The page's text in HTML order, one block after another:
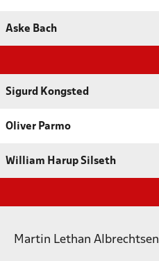
Aske Bach
Sigurd Kongsted
Oliver Parmo
William Harup Silseth
Martin Lethan Albrechtsen